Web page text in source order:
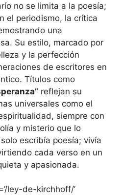
no se limita a la poesía;
el periodismo, la crítica
una
Su estilo, marcado por
y la perfección
de escritores en
Títulos como
reflejan su
universales como el
siempre con
y misterio que lo
escribía poesía; vivía
cada verso en un
y apasionada.
ley-de-kirchhoff/’